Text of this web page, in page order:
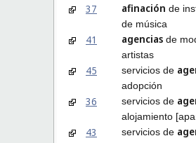
37 afinación de
de música
41 agencias de
artistas
45 servicios de
adopción
36 servicios de
alojamiento
43 servicios de